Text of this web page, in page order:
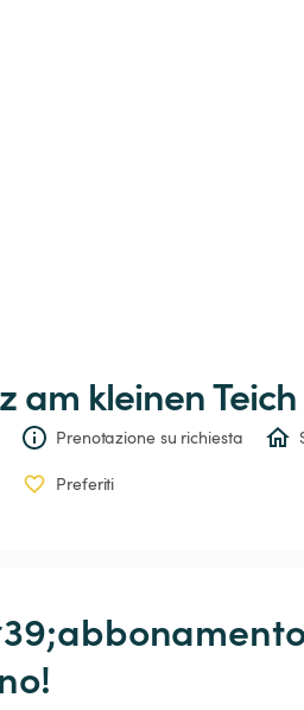
am kleinenTeich
Prenotazione su richiesta
Preferiti